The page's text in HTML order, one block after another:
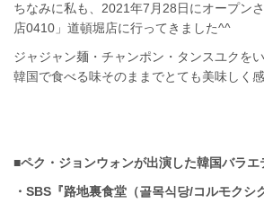
ちなみに私も、2021年7月28日にオープン
店0410」道頓堀店に行ってきました^^
ジャジャン麺・チャンポン・タンスユクを
韓国で食べる味そのままでとても美味しく
■ペク・ジョンウォンが出演した韓国バラエ
・SBS『路地裏食堂（골목식당/コルモクシ